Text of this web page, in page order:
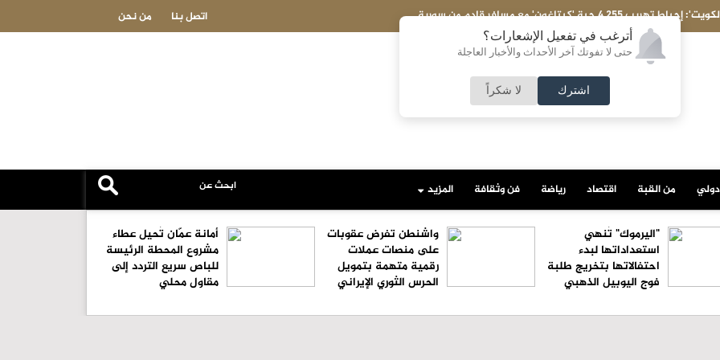
أترغب في تفعيل الإشعارات؟
حتى لا تفوتك آخر الأحداث والأخبار العاجلة
اشترك لا شكراً
عاجل-مسؤول أميركي: تقدم في المحادثات بين إيران وعمان ونتوقع اتفاقا قريبا بشأن مضيق هرمز عاجل-إيطاليا وبريطانيا وسويسرا قد تشارك في آلية
من نحن اتصل بنا
من القبة اقتصاد رياضة فن وثقافة المزيد
"اليرموك" تُنهي
استعداداتها لبدء
احتفالاتها بتخريج طلبة
فوج اليوبيل الذهبي
واشنطن تفرض عقوبات
على منصات عملات
رقمية متهمة بتمويل
الحرس الثوري الإيراني
أمانة عمّان تُحيل عطاء
مشروع المحطة الرئيسة
للباص سريع التردد إلى
مقاول محلي